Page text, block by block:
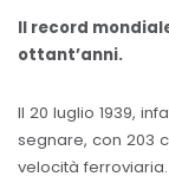
Il record
ottant’anni.
Il 20 luglio 1939,
segnare, con 203
velocità ferroviaria.